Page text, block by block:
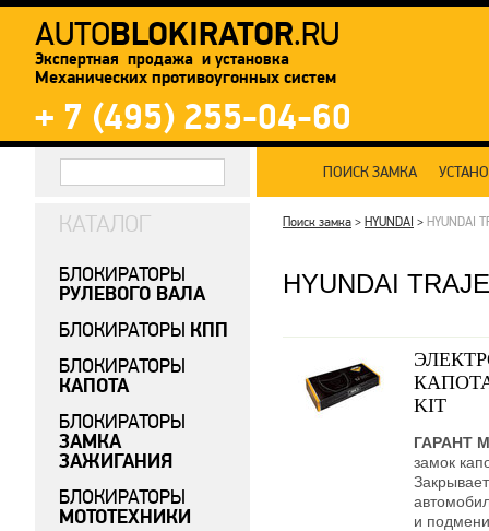
AUTOBLOKIRATOR.RU
Экспертная продажа и установка
Механических противоугонных систем
+ 7 (495) 255-04-60
ПОИСК ЗАМКА
Поиск замка > HYUNDAI > HYUNDAI
HYUNDAI
KIT
ГАРАНТ
замок
и
КАТАЛОГ
БЛОКИРАТОРЫ
РУЛЕВОГО ВАЛА
БЛОКИРАТОРЫ КПП
БЛОКИРАТОРЫ
КАПОТА
БЛОКИРАТОРЫ
ЗАМКА
ЗАЖИГАНИЯ
БЛОКИРАТОРЫ
МОТОТЕХНИКИ